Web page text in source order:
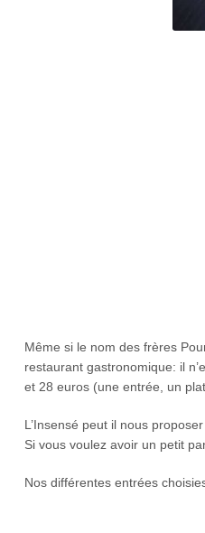
Même si le nom des frères
restaurant gastronomique: il
et 28 euros (une entrée, un
L’Insensé peut il nous
Si vous voulez avoir un petit
Nos différentes entrées